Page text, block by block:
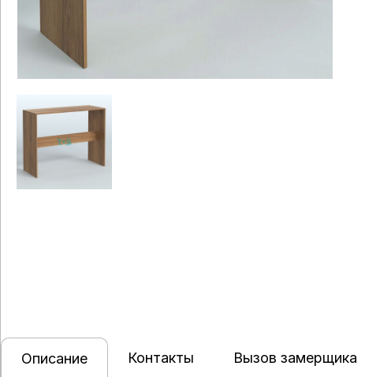
Описание Контакты Вызов замерщика